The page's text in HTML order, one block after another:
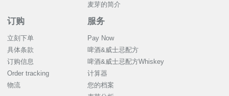
麦芽的简介
订购
立刻下单
具体条款
订购信息
Order tracking
物流
服务
Pay Now
啤酒&威士忌配方
啤酒&威士忌配方Whiskey
计算器
您的档案